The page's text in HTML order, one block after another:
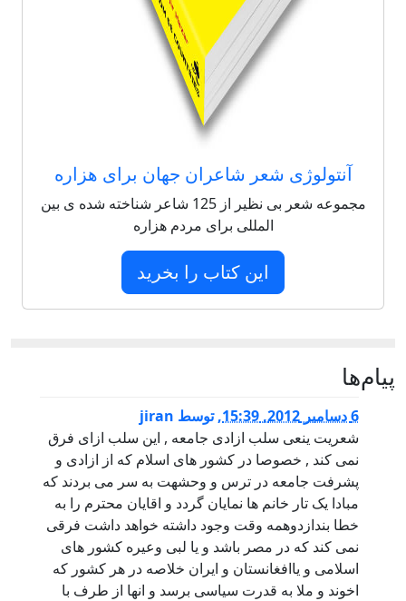
آنتولوژی شعر شاعران جهان برای هزاره
مجموعه شعر بی نظیر از 125 شاعر شناخته شده ی بین
المللی برای مردم هزاره
این کتاب را بخرید
پيام‌ها
6 دسامبر 2012, 15:39 ,توسط jiran
شعریت ینعی سلب ازادی جامعه , این سلب ازای فرق
نمی کند , خصوصا در کشور های اسلام که از ازادی و
پشرفت جامعه در ترس و وحشهت به سر می بردند که
مبادا یک تار خانم ها نمایان گردد و اقایان محترم را به
خطا بندازدوهمه وقت وجود داشته خواهد داشت فرقی
نمی کند که در مصر باشد و یا لبی وعیره کشور های
اسلامی و یاافغانستان و ایران خلاصه در هر کشور که
اخوند و ملا به قدرت سیاسی برسد و انها از طرف با